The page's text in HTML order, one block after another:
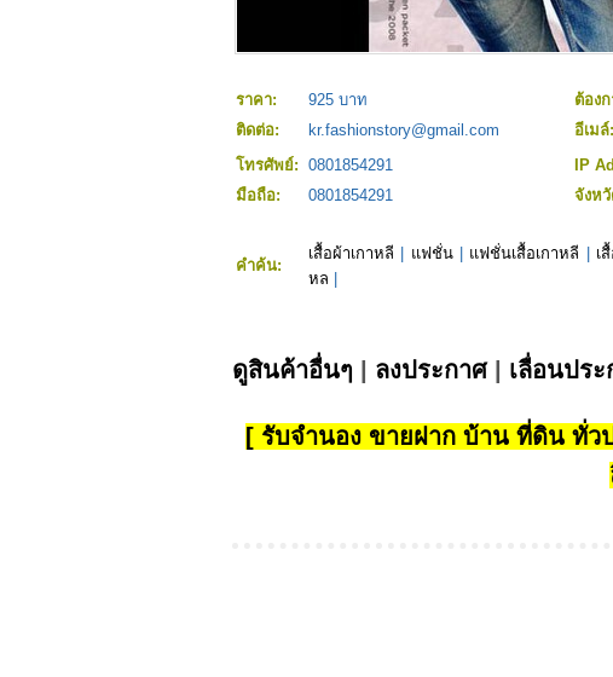
ราคา: 925 บาท
ต้องก
ติดต่อ:
kr.fashionstory@gmail.com
อีเมล์:
โทรศัพย์: 0801854291 IP
มือถือ:
0801854291 จังห
คำค้น:
เสื้อผ้าเกาหลี แฟชั่น| แฟชั่นเสื้อเกาหลี เ
หล
ดูสินค้าอื่นๆ ลงประกาศ| เลื่อนปร
[ รับจำนอง ขายฝาก บ้าน ที่ดิน ทั่ว